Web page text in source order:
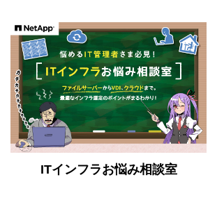
ITインフラお悩み相談室